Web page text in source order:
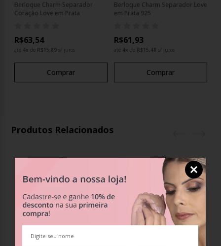
Berloque Charm Separador
Coração Love em Prata
R$63,54
até 4x de R$15,89s/ juros
Comprar
Berloque Charm Separador Love
em Prata 925
R$61,93
até 4x de R$15,48 s/ juros
Comprar
Produtos Relacionados